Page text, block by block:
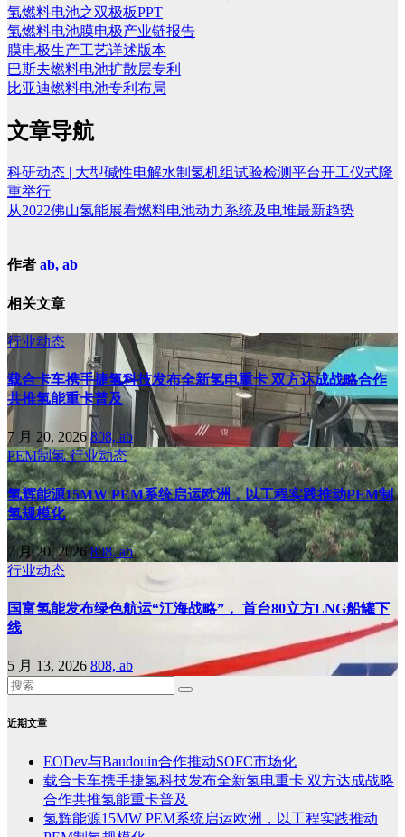
氢燃料电池之双极板PPT
氢燃料电池膜电极产业链报告
膜电极生产工艺详述版本
巴斯夫燃料电池扩散层专利
比亚迪燃料电池专利布局
文章导航
科研动态 | 大型碱性电解水制氢机组试验检测平台开工仪式隆
重举行
从2022佛山氢能展看燃料电池动力系统及电堆最新趋势
作者 ab, ab
相关文章
行业动态
载合卡车携手捷氢科技发布全新氢电重卡 双方达成战略合作
共推氢能重卡普及
7 月 20, 2026808, ab
PEM制氢行业动态
氢辉能源15MW PEM系统启运欧洲，以工程实践推动PEM制
氢规模化
7 月 20, 2026808, ab
行业动态
国富氢能发布绿色航运“江海战略”， 首台80立方LNG船罐下
线
5 月 13, 2026 808, ab
近期文章
EODev与Baudouin合作推动SOFC市场化
载合卡车携手捷氢科技发布全新氢电重卡 双方达成战略
合作共推氢能重卡普及
氢辉能源15MW PEM系统启运欧洲，以工程实践推动